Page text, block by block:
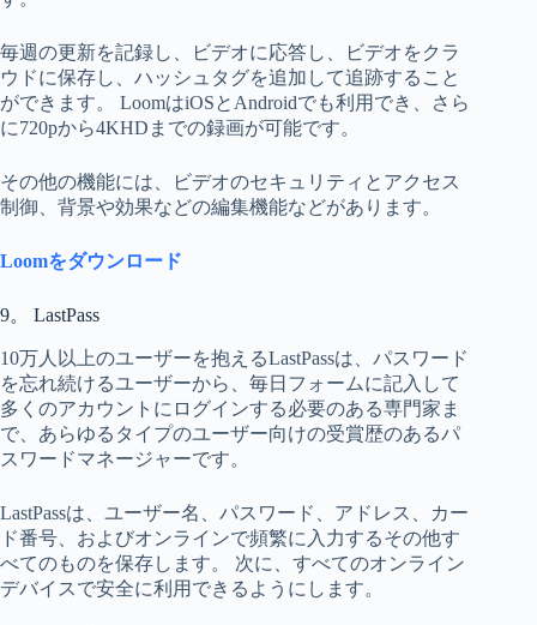
毎週の更新を記録し、ビデオに応答し、ビデオをクラ
ウドに保存し、ハッシュタグを追加して追跡すること
ができます。 LoomはiOSとAndroidでも利用でき、さら
に720pから4KHDまでの録画が可能です。
その他の機能には、ビデオのセキュリティとアクセス
制御、背景や効果などの編集機能などがあります。
Loomをダウンロード
9。 LastPass
10万人以上のユーザーを抱えるLastPassは、パスワード
を忘れ続けるユーザーから、毎日フォームに記入して
多くのアカウントにログインする必要のある専門家ま
で、あらゆるタイプのユーザー向けの受賞歴のあるパ
スワードマネージャーです。
LastPassは、ユーザー名、パスワード、アドレス、カー
ド番号、およびオンラインで頻繁に入力するその他す
べてのものを保存します。 次に、すべてのオンライン
デバイスで安全に利用できるようにします。